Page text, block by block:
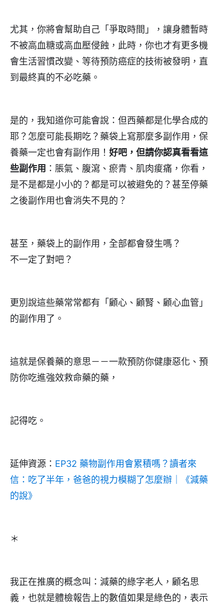
尤其，你將會幫助自己「爭取時間」，讓身體暫時
不被高血糖或高血壓侵蝕，此時，你也才有更多機
會生活習慣改變、等待預防癌症的技術被發明，直
到最終真的不必吃藥。
是的，我知道你可能會說：但西藥都是化學合成的
耶？怎麼可能長期吃？藥袋上寫那麼多副作用，保
養藥一定也會有副作用！ 好吧，但請你認真看看這
些副作用 ：脹氣、腹瀉、瘀青、肌肉痠痛，你看，
是不是都是小小的？都是可以被避免的？甚至停藥
之後副作用也會消失不見的？
甚至，藥袋上的副作用，全部都會發生嗎？
不一定了對吧？
更別說這些藥常常都有「顧心、顧腎、顧心血管」
的副作用了。
這就是保養藥的意思－－一款預防你健康惡化、預
防你吃進強效救命藥的藥，
記得吃。
延伸資源： EP32 藥物副作用會累積嗎？讀者來
信：吃了半年，爸爸的視力模糊了怎麼辦｜《減藥
的說》
＊
我正在推廣的概念叫：減藥的綠字老人，顧名思
義，也就是體檢報告上的數值如果是綠色的，表示